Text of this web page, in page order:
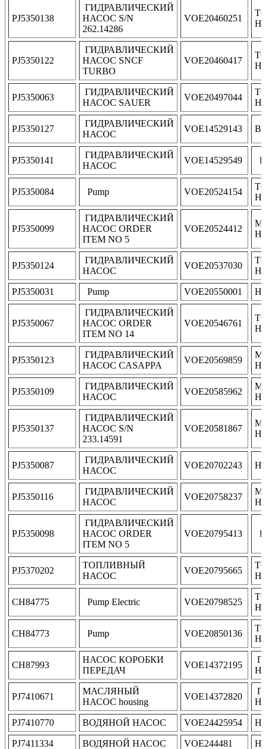
PJ5350138
ГИДРАВЛИЧЕСКИЙ
НАСОС S/N
262.14286
VOE20460251
PJ5350122
ГИДРАВЛИЧЕСКИЙ
НАСОС SNCF
TURBO
VOE20460417
PJ5350063
ГИДРАВЛИЧЕСКИЙ
НАСОС SAUER
VOE20497044
PJ5350127
ГИДРАВЛИЧЕСКИЙ
НАСОС
VOE14529143
PJ5350141
ГИДРАВЛИЧЕСКИЙ
НАСОС
VOE14529549
PJ5350084 Pump VOE20524154
PJ5350099
ГИДРАВЛИЧЕСКИЙ
НАСОС ORDER
ITEM NO 5
VOE20524412
PJ5350124
ГИДРАВЛИЧЕСКИЙ
НАСОС
VOE20537030
PJ5350031 Pump VOE20550001
PJ5350067
ГИДРАВЛИЧЕСКИЙ
НАСОС ORDER
ITEM NO 14
VOE20546761
PJ5350123
ГИДРАВЛИЧЕСКИЙ
НАСОС CASAPPA
VOE20569859
PJ5350109
ГИДРАВЛИЧЕСКИЙ
НАСОС
VOE20585962
PJ5350137
ГИДРАВЛИЧЕСКИЙ
НАСОС S/N
233.14591
VOE20581867
PJ5350087
ГИДРАВЛИЧЕСКИЙ
НАСОС
VOE20702243
PJ5350116
ГИДРАВЛИЧЕСКИЙ
НАСОС
VOE20758237
PJ5350098
ГИДРАВЛИЧЕСКИЙ
НАСОС ORDER
ITEM NO 5
VOE20795413
PJ5370202
ТОПЛИВНЫЙ
НАСОС
VOE20795665
CH84775 Pump Electric VOE20798525
CH84773 Pump VOE20850136
CH87993
НАСОС КОРОБКИ
ПЕРЕДАЧ
VOE14372195
PJ7410671
МАСЛЯНЫЙ
НАСОС housing
VOE14372820
PJ7410770 ВОДЯНОЙ НАСОС VOE24425954
PJ7411334 ВОДЯНОЙ НАСОС VOE244481